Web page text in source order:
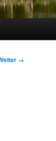
→